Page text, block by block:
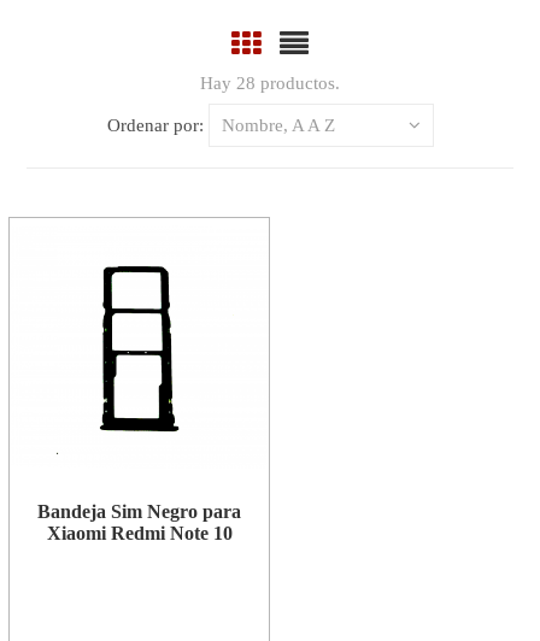
Hay 28 productos.
Ordenar por: Nombre, A A Z
Bandeja Sim Negro para
Xiaomi Redmi Note 10